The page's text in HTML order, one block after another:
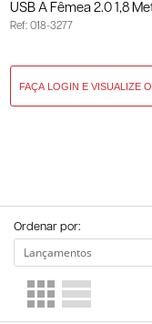
USB A Fêmea 2.0 1,8
Preto 018-3277
Ref: 018-3277
Ordenar por: